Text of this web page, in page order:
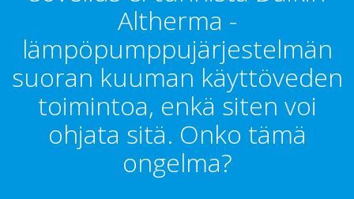
Altherma -
lämpöpumppujärjestelmän
suoran kuuman käyttöveden
toimintoa, enkä siten voi
ohjata sitä. Onko tämä
ongelma?